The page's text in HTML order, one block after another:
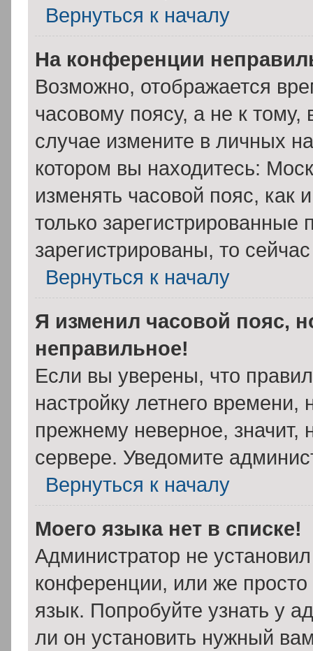
Вернуться к началу
На конференции
Возможно, отображается
часовому поясу, а не к
случае измените в личных
котором вы находитесь:
изменять часовой пояс, как
только зарегистрированные
зарегистрированы, то
Вернуться к началу
Я изменил часовой пояс,
неправильное!
Если вы уверены, что
настройку летнего
прежнему неверное, значит,
сервере. Уведомите
Вернуться к началу
Моего языка нет в списке!
Администратор не
конференции, или же
язык. Попробуйте узнать у
ли он установить нужный